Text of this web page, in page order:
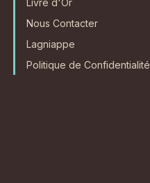
Livre d'Or
Nous Contacter
Lagniappe
Politique de Confidentialité